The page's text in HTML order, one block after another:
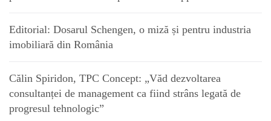
Editorial: Dosarul Schengen, o miză și pentru industria
imobiliară din România
Călin Spiridon, TPC Concept: „Văd dezvoltarea
consultanței de management ca fiind strâns legată de
progresul tehnologic”